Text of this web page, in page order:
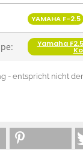
YAMAHA F-2.5
Yamaha
- entspricht nicht